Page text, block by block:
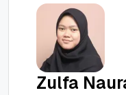
Zulfa